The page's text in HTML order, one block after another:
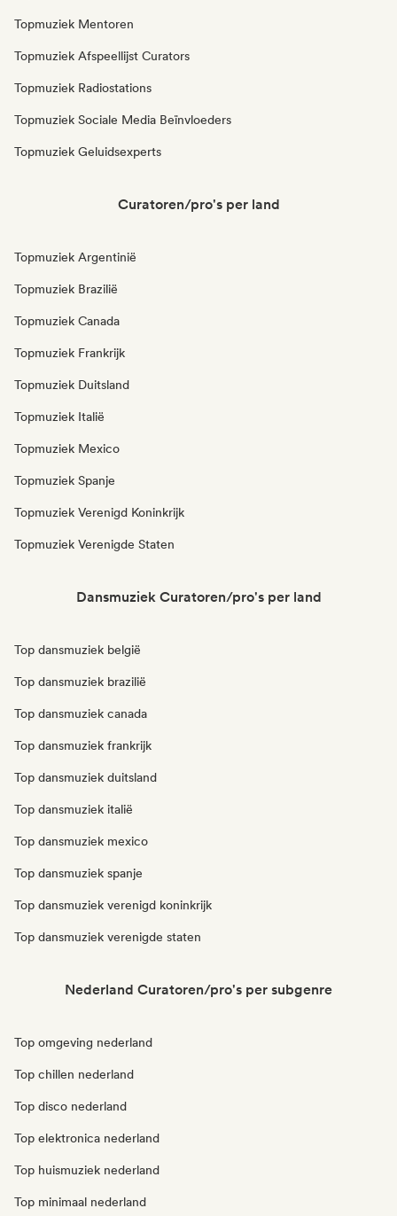
Topmuziek Mentoren
Topmuziek Afspeellijst Curators
Topmuziek Radiostations
Topmuziek Sociale Media Beïnvloeders
Topmuziek Geluidsexperts
Curatoren/pro's per land
Topmuziek Argentinië
Topmuziek Brazilië
Topmuziek Canada
Topmuziek Frankrijk
Topmuziek Duitsland
Topmuziek Italië
Topmuziek Mexico
Topmuziek Spanje
Topmuziek Verenigd Koninkrijk
Topmuziek Verenigde Staten
Dansmuziek Curatoren/pro's per land
Top dansmuziek belgië
Top dansmuziek brazilië
Top dansmuziek canada
Top dansmuziek frankrijk
Top dansmuziek duitsland
Top dansmuziek italië
Top dansmuziek mexico
Top dansmuziek spanje
Top dansmuziek verenigd koninkrijk
Top dansmuziek verenigde staten
Nederland Curatoren/pro's per subgenre
Top omgeving nederland
Top chillen nederland
Top disco nederland
Top elektronica nederland
Top huismuziek nederland
Top minimaal nederland